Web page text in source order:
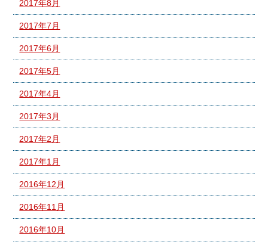
2017年8月
2017年7月
2017年6月
2017年5月
2017年4月
2017年3月
2017年2月
2017年1月
2016年12月
2016年11月
2016年10月